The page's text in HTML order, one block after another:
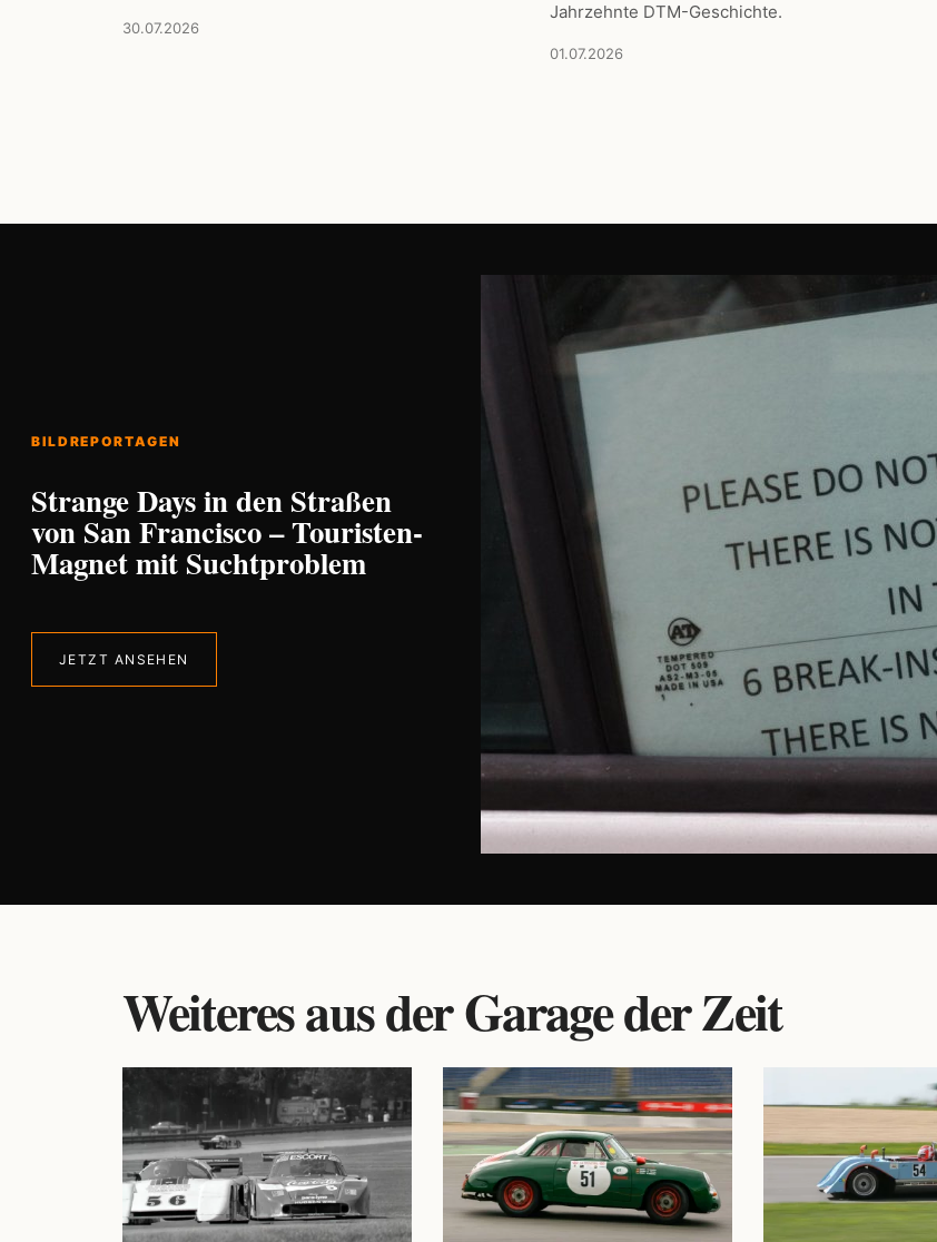
30.07.2026
Jahrzehnte DTM-Geschichte.
01.07.2026
BILDREPORTAGEN
Strange Days in den Straßen
von San Francisco – Touristen-
Magnet mit Suchtproblem
JETZT ANSEHEN
Weiteres aus der Garage der Zeit